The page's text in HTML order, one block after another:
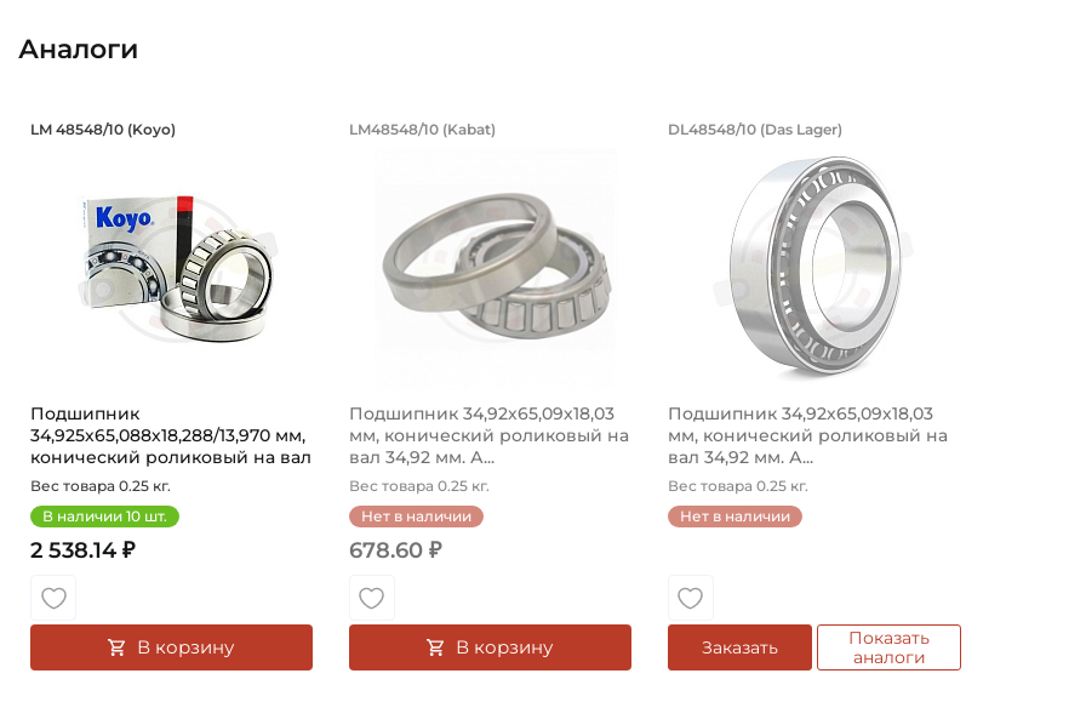
Тип наружного кольца:
Смазка:
Страна происхождения:
Аналоги
Подшипник 34,925х65,088х18,288/13,970 мм, конический роликовый на
Подшипник LM 48548/10 Koyo конический роликовый однорядный на вал 34,925 мм состоит из внутреннего
LM 48548/10 (Koyo)
Подшипник
34,925х65,088х18,288/13,970 мм,
конический роликовый на вал
3...
Вес товара 0.25 кг.
В наличии 10 шт.
2 538.14 ₽
В корзину
Подшипник 34,92х65,09х18,03 мм, конический
Подшипник LM48548/LM48510 Kabat конический роликовый однорядный на
LM48548/10 (Kabat)
Подшипник 34,92х65,09х18,03
мм, конический роликовый на
вал 34,92 мм. А...
Вес товара 0.25 кг.
Нет в наличии
678.60 ₽
В корзину
Подшипник
Подшипник DL48548/10 Das Lager
DL48548/10 (Das Lager)
Подшипник 34,92х65,09х18,03
мм, конический роликовый на
вал 34,92 мм. А...
Вес товара 0.25 кг.
Нет в наличии
Заказать
Показать
аналоги